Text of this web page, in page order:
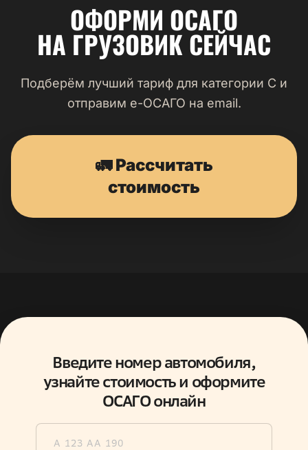
ОФОРМИ ОСАГО
НА ГРУЗОВИК СЕЙЧАС
Подберём лучший тариф для категории C и
отправим e-ОСАГО на email.
🚛 Рассчитать
стоимость